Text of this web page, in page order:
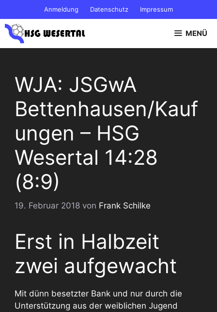
Inhalt
springen
Anmeldung Datenschutz Impressum
MENÜ
WJA: JSGwA
Bettenhausen/Kauf
ungen – HSG
Wesertal 14:28
(8:9)
19. Februar 2018 von Frank Schilke
Erst in Halbzeit
zwei aufgewacht
Mit dünn besetzter Bank und nur durch die
Unterstützung aus der weiblichen Jugend